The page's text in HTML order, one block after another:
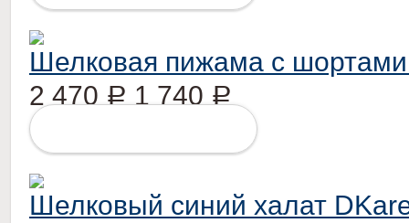
Шелковая пижама с
2 470 Р 1 740 Р
Шелковый синий халат